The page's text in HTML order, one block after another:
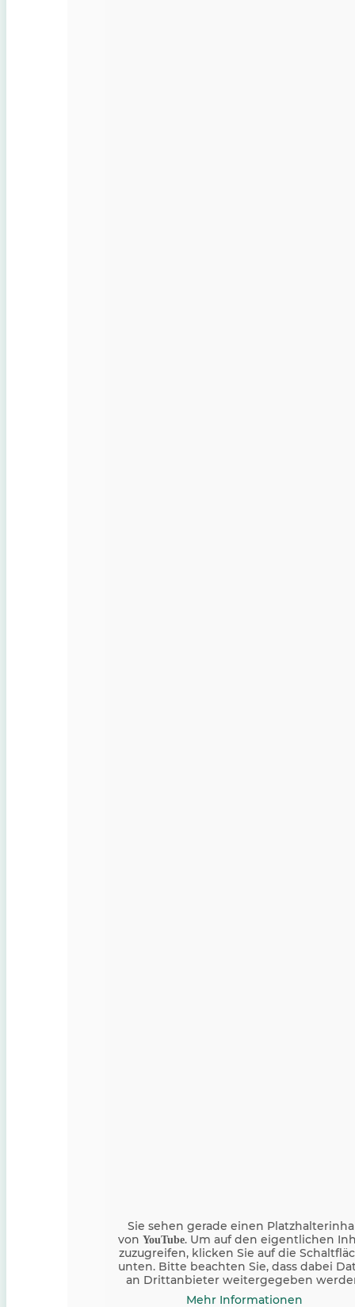
Sie sehen gerade einen
vonYouTube. Um auf den eigentlichen
zuzugreifen, klicken Sie auf die
unten. Bitte beachten Sie, dass dabei
an Drittanbieter weitergegeben
Mehr Informationen